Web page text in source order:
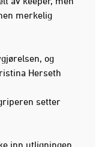
merkelig
og
Herseth
setter
inn utligningen